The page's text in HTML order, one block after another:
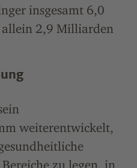
insgesamt 6,0
2,9 Milliarden
weiterentwickelt,
zu legen, in